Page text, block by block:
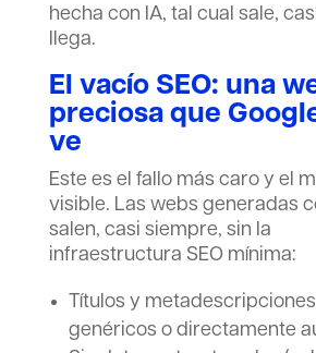
hecha con IA, tal cual sale,
llega.
El vacío SEO: una
preciosa que
ve
Este es el fallo más caro y el
visible. Las webs generadas
salen, casi siempre, sin la
infraestructura SEO mínima:
Títulos y metadescripciones
genéricos o directamente